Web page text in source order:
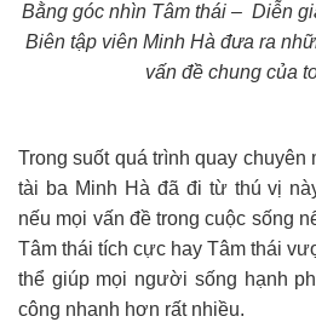
Bằng góc nhìn Tâm thái – Diễn
Biên tập viên Minh Hà đưa ra
vấn đề chung của
Trong suốt quá trình quay chuyên
tài ba Minh Hà đã đi từ thú vị
nếu mọi vấn đề trong cuộc sống
Tâm thái tích cực hay Tâm thái
thể giúp mọi người sống hạnh
công nhanh hơn rất nhiều.